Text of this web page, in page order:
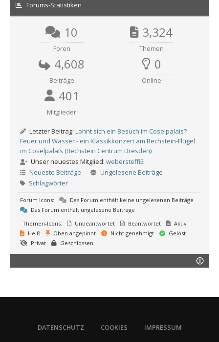
Forums-Statistiken
10
Foren
3,324
Themen
4,608
Beiträge
0
Online
401
Mitglieder
Letzter Beitrag: Lohnt sich ein Besuch im Coselpalais?
Feuer und Wasser - ein Klassikkonzert am Bechstein-Flügel
im Coselpalais (Bechstein Centrum Dresden)
Unser neuestes Mitglied: webersteffi5
Neueste Beiträge
Ungelesene Beiträge
Schlagwörter
Forum Icons:
Das Forum enthält keine ungelesenen Beiträge
Das Forum enthält ungelesene Beiträge
Themen-Icons:
Unbeantwortet Beantwortet
Aktiv
Heiß
Oben angepinnt Nicht genehmigt
Gelöst
Privat
Geschlossen
DATENSCHUTZ COOKIES IMPRESSUM